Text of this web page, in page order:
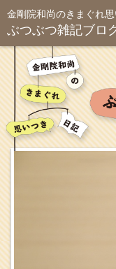
金剛院和尚のきまぐれ
ぶつぶつ雑記ブロ